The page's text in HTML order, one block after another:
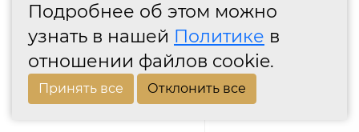
Подробнее об этом можно
узнать в нашей Политике в
отношении файлов cookie.
Принять все Отклонить все